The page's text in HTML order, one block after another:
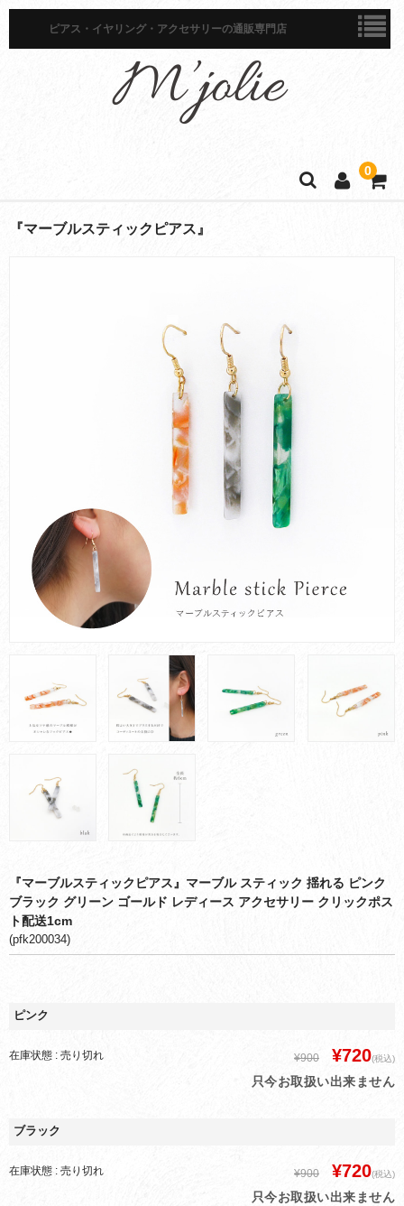
ピアス・イヤリング・アクセサリーの通販専門店
0
ホーム
採用情報
『マーブルスティックピアス』
『マーブルスティックピアス』マーブル スティック 揺れる ピンク
ブラック グリーン ゴールド レディース アクセサリー クリックポス
ト配送1cm
(pfk200034)
ピンク
在庫状態 : 売り切れ ¥900 ¥720(税込)
只今お取扱い出来ません
ブラック
在庫状態 : 売り切れ ¥900 ¥720(税込)
只今お取扱い出来ません